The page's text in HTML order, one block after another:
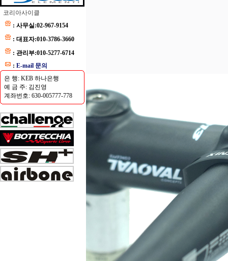
코리아사이클
: 사무실:02-967-9154
: 대표자:010-3786-3660
: 관리부:010-5277-6714
: E-mail 문의
은 행: KEB 하나은행
예 금 주: 김진영
계좌번호: 630-005777-778